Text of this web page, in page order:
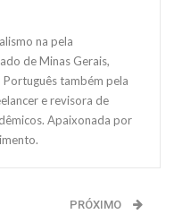
na pela
de Minas Gerais,
também pela
e revisora de
Apaixonada por
PRÓXIMO